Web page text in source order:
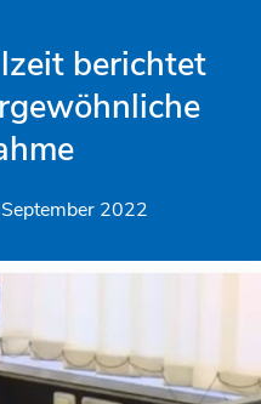
berichtet
2022